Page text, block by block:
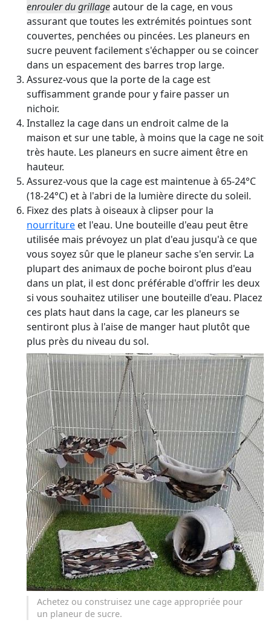
enrouler du grillageautour de la cage, en vous
assurant que toutes les extrémités pointues sont
couvertes, penchées ou pincées. Les planeurs en
sucre peuvent facilement s'échapper ou se coincer
dans un espacement des barres trop large.
Assurez-vous que la porte de la cage est
suffisamment grande pour y faire passer un
nichoir.
Installez la cage dans un endroit calme de la
maison et sur une table, à moins que la cage ne soit
très haute. Les planeurs en sucre aiment être en
hauteur.
Assurez-vous que la cage est maintenue à 65-24°C
(18-24°C) et à l'abri de la lumière directe du soleil.
Fixez des plats à oiseaux à clipser pour la
nourriture et l'eau. Une bouteille d'eau peut être
utilisée mais prévoyez un plat d'eau jusqu'à ce que
vous soyez sûr que le planeur sache s'en servir. La
plupart des animaux de poche boiront plus d'eau
dans un plat, il est donc préférable d'offrir les deux
si vous souhaitez utiliser une bouteille d'eau. Placez
ces plats haut dans la cage, car les planeurs se
sentiront plus à l'aise de manger haut plutôt que
plus près du niveau du sol.
Achetez ou construisez une cage appropriée pour
un planeur de sucre.